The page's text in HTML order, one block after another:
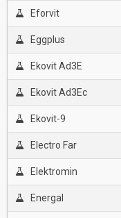
Eforvit
Eggplus
Ekovit Ad3E
Ekovit Ad3Ec
Ekovit-9
Electro Far
Elektromin
Energal